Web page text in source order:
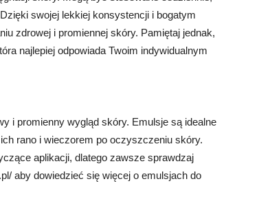
swojej lekkiej konsystencji i bogatym
zdrowej i promiennej skóry. Pamiętaj jednak,
najlepiej odpowiada Twoim indywidualnym
i promienny wygląd skóry. Emulsje są idealne
rano i wieczorem po oczyszczeniu skóry.
aplikacji, dlatego zawsze sprawdzaj
aby dowiedzieć się więcej o emulsjach do